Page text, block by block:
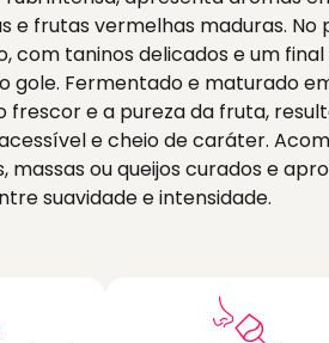
e frutas vermelhas maduras. No
com taninos delicados e um
gole. Fermentado e maturado
frescor e a pureza da fruta,
e cheio de caráter.
massas ou queijos curados e
suavidade e intensidade.